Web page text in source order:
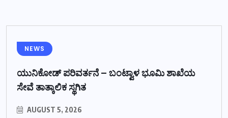
NEWS
ಯುನಿಕೋಡ್ ಪರಿವರ್ತನೆ – ಬಂಟ್ವಾಳ ಭೂಮಿ ಶಾಖೆಯ
ಸೇವೆ ತಾತ್ಕಾಲಿಕ ಸ್ಥಗಿತ
AUGUST 5, 2026